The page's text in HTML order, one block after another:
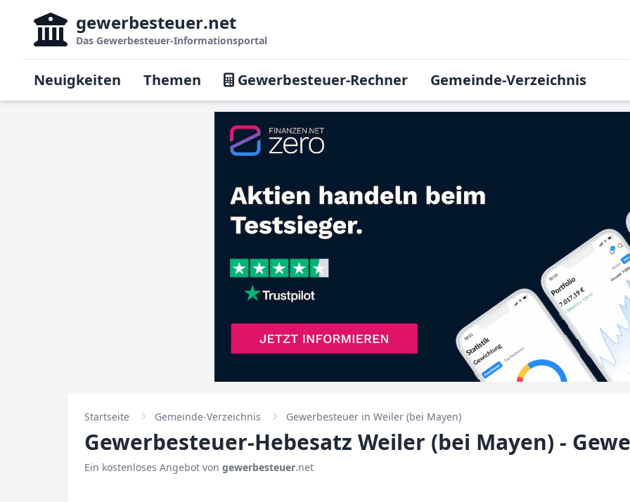
gewerbesteuer.net
Das Gewerbesteuer-Informationsportal
Neuigkeiten Themen Gewerbesteuer-Rechner Gemeinde-Verzeichnis
Startseite Gemeinde-Verzeichnis Gewerbesteuer in Weiler (bei Mayen)
Gewerbesteuer-Hebesatz Weiler (bei Mayen) -
Ein kostenloses Angebot von gewerbesteuer.net